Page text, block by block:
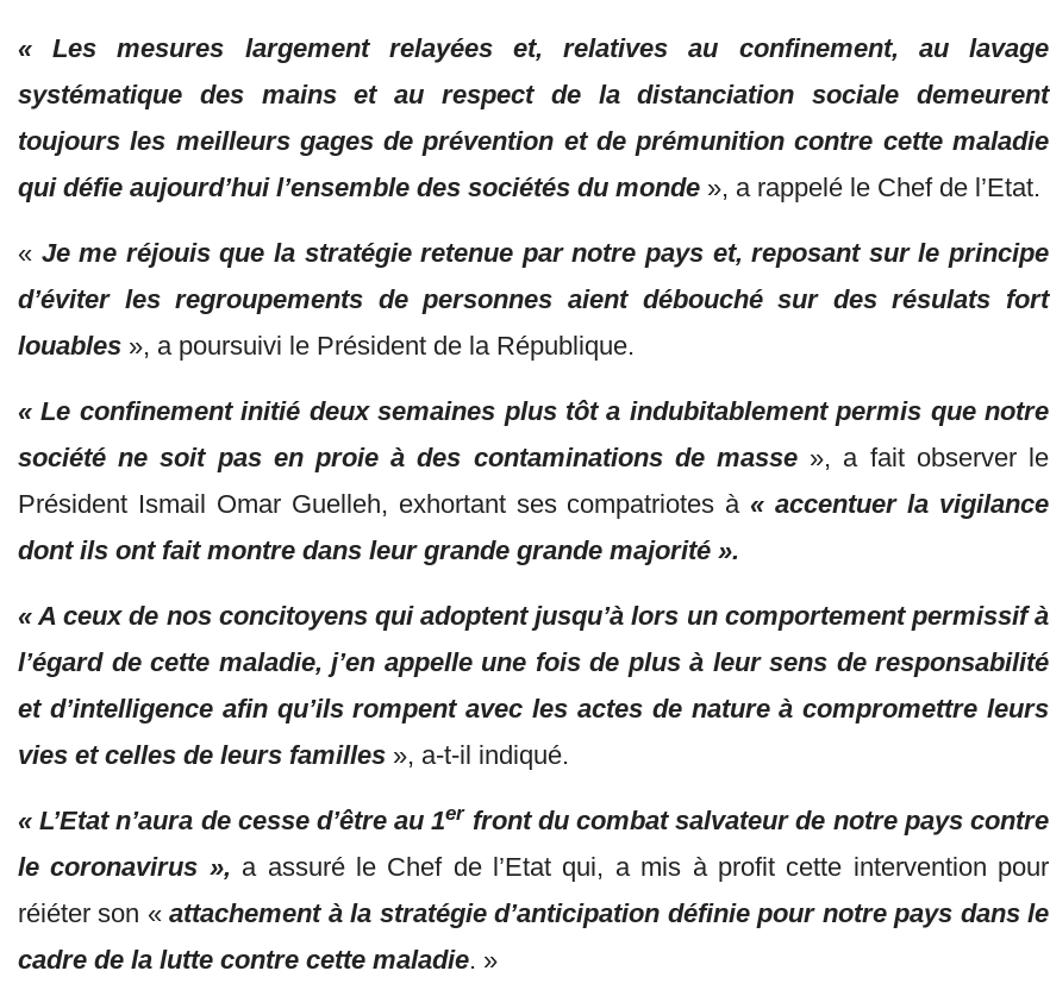
« Les mesures largement relayées et, relatives au confinement, au lavage
systématique des mains et au respect de la distanciation sociale demeurent
toujours les meilleurs gages de prévention et de prémunition contre cette maladie
qui défie aujourd’hui l’ensemble des sociétés du monde », a rappelé le Chef de l’Etat.
« Je me réjouis que la stratégie retenue par notre pays et, reposant sur le principe
d’éviter les regroupements de personnes aient débouché sur des résulats fort
louables », a poursuivi le Président de la République.
« Le confinement initié deux semaines plus tôt a indubitablement permis que notre
société ne soit pas en proie à des contaminations de masse », a fait observer le
Président Ismail Omar Guelleh, exhortant ses compatriotes à« accentuer la vigilance
dont ils ont fait montre dans leur grande grande majorité ».
« A ceux de nos concitoyens qui adoptent jusqu’à lors un comportement permissif à
l’égard de cette maladie, j’en appelle une fois de plus à leur sens de responsabilité
et d’intelligence afin qu’ils rompent avec les actes de nature à compromettre leurs
vies et celles de leurs familles », a-t-il indiqué.
« L’Etat n’aura de cesse d’être au 1erfront du combat salvateur de notre pays contre
le coronavirus », a assuré le Chef de l’Etat qui, a mis à profit cette intervention pour
réiéter son «attachement à la stratégie d’anticipation définie pour notre pays dans le
cadre de la lutte contre cette maladie. »